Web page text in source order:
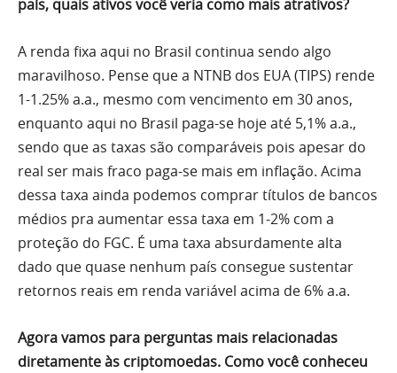
país, quais ativos você veria como mais atrativos?
A renda fixa aqui no Brasil continua sendo algo
maravilhoso. Pense que a NTNB dos EUA (TIPS) rende
1-1.25% a.a., mesmo com vencimento em 30 anos,
enquanto aqui no Brasil paga-se hoje até 5,1% a.a.,
sendo que as taxas são comparáveis pois apesar do
real ser mais fraco paga-se mais em inflação. Acima
dessa taxa ainda podemos comprar títulos de bancos
médios pra aumentar essa taxa em 1-2% com a
proteção do FGC. É uma taxa absurdamente alta
dado que quase nenhum país consegue sustentar
retornos reais em renda variável acima de 6% a.a.
Agora vamos para perguntas mais relacionadas
diretamente às criptomoedas. Como você conheceu